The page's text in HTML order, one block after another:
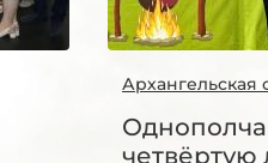
Архангельская